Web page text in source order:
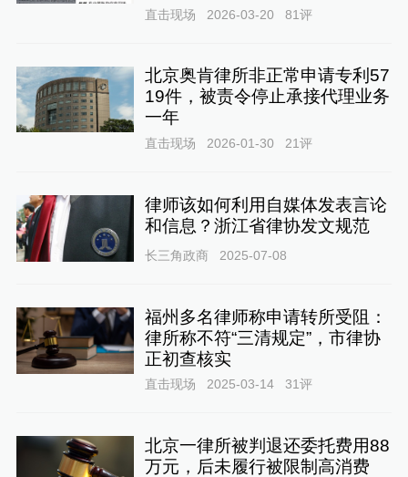
直击现场 2026-03-20 81评
北京奥肯律所非正常申请专利57
19件，被责令停止承接代理业务
一年
直击现场 2026-01-30 21评
律师该如何利用自媒体发表言论
和信息？浙江省律协发文规范
长三角政商 2025-07-08
福州多名律师称申请转所受阻：
律所称不符“三清规定”，市律协
正初查核实
直击现场 2025-03-14 31评
北京一律所被判退还委托费用88
万元，后未履行被限制高消费